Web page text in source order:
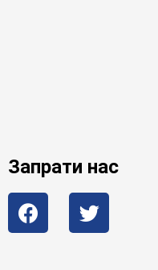
Запрати нас